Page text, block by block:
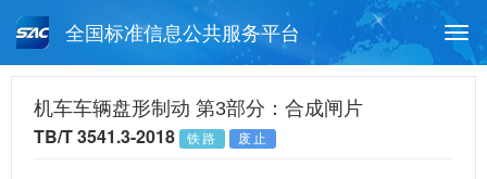
全国标准信息公共服务平台
月报查询 标准公告查询
机车车辆盘形制动 第3部分：合成闸片
TB/T 3541.3-2018 铁路 废止